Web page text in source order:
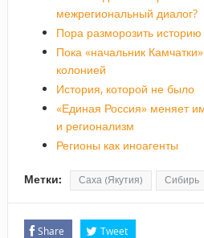
межрегиональный диалог?
Пора разморозить историю
Пока «начальник
колонией
История, которой не было
«Единая Россия» меняет
и регионализм
Регионы как иноагенты
Метки: Саха (Якутия) Сибирь
Share Tweet